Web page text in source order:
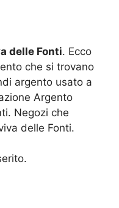
delle Fonti. Ecco
che si trovano
argento usato a
Argento
Negozi che
delle Fonti.